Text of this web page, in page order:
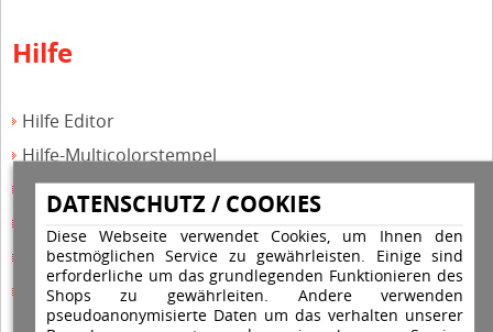
DATENSCHUTZ / COOKIES
Diese Webseite verwendet Cookies, um Ihnen den
bestmöglichen Service zu gewährleisten. Einige sind
erforderliche um das grundlegenden Funktionieren des
Shops zu gewährleiten. Andere verwenden
pseudoanonymisierte Daten um das verhalten unserer
Hilfe
Hilfe Editor
Hilfe-Multicolorstempel
Hilfe-Rundstempel
Hilfe Stempelkissen wechseln
Hilfe Stempelplatte wechseln